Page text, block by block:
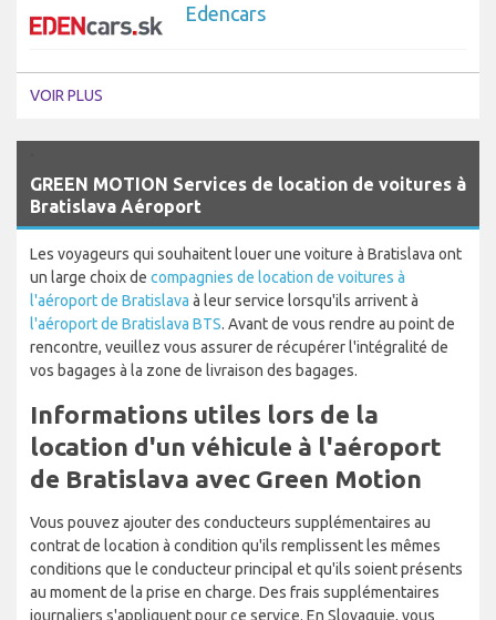
Edencars
VOIR PLUS
GREEN MOTION Services de location de voitures à
Bratislava Aéroport
Les voyageurs qui souhaitent louer une voiture à Bratislava ont
un large choix de compagnies de location de voitures à
l'aéroport de Bratislava à leur service lorsqu'ils arrivent à
l'aéroport de Bratislava BTS. Avant de vous rendre au point de
rencontre, veuillez vous assurer de récupérer l'intégralité de
vos bagages à la zone de livraison des bagages.
Informations utiles lors de la
location d'un véhicule à l'aéroport
de Bratislava avec Green Motion
Vous pouvez ajouter des conducteurs supplémentaires au
contrat de location à condition qu'ils remplissent les mêmes
conditions que le conducteur principal et qu'ils soient présents
au moment de la prise en charge. Des frais supplémentaires
journaliers s'appliquent pour ce service. En Slovaquie, vous